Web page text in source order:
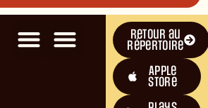
Retour au
répertoire
Apple
Store